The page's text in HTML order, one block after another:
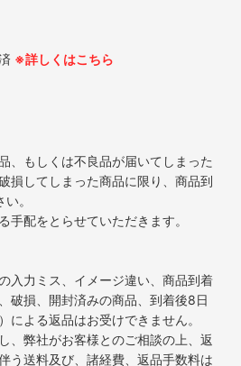
※詳しくはこちら
、もしくは不良品が届いてしまった
損してしまった商品に限り、商品到
。
手配をとらせていただきます。
入力ミス、イメージ違い、商品到着
破損、開封済みの商品、到着後8日
よる返品はお受けできません。
、弊社がお客様とのご相談の上、返
う送料及び、諸経費、返品手数料は